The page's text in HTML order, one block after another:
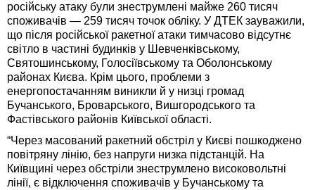
російську атаку були знеструмлені майже 260 тисяч
споживачів — 259 тисяч точок обліку. У ДТЕК зауважили,
що після російської ракетної атаки тимчасово відсутнє
світло в частині будинків у Шевченківському,
Святошинському, Голосіївському та Оболонському
районах Києва. Крім цього, проблеми з
енергопостачанням виникли й у низці громад
Бучанського, Броварського, Вишгородського та
Фастівського районів Київської області.
“Через масований ракетний обстріл у Києві пошкоджено
повітряну лінію, без напруги низка підстанцій. На
Київщині через обстріли знеструмлено високовольтні
лінії, є відключення споживачів у Бучанському та